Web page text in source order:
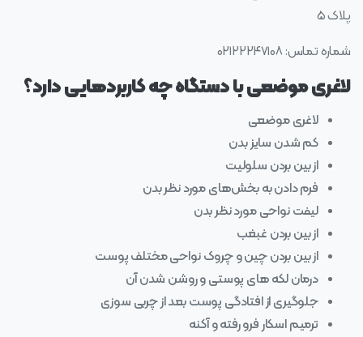
پلاک ۵
شماره تماس: ۰۲۱۲۲۲۴۷۱۰۸
لاغری موضعی با دستگاه چه کاربردهایی دارد؟
لاغری موضعی
کم شدن سایز بدن
از بین بردن سلولیت
فرم دادن به بخش‌های مورد نظر بدن
لیفت نواحی مورد نظر بدن
از بین بردن غبغب
از بین بردن چین و چروک نواحی مختلف پوست
درمان لکه‌ های پوستی و روشن شدن آن
جلوگیری از افتادگی پوست بعد از چربی‌ سوزی
ترمیم اسکار فرو رفته و آکنه